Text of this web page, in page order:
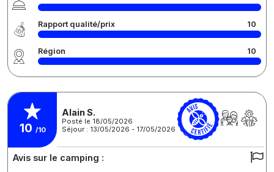
Rapport qualité/prix 10
Région 10
10 /10
Alain S.
Posté le 18/05/2026
Séjour : 13/05/2026 - 17/05/2026
Avis sur le camping :